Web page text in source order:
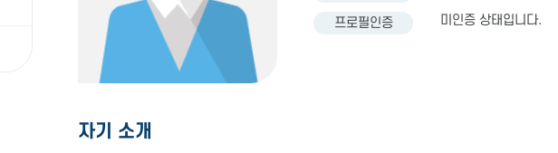
프로필인증 미인증 상태입니다.
자기 소개